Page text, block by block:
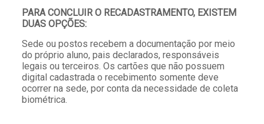
PARA CONCLUIR O RECADASTRAMENTO, EXISTEM
DUAS OPÇÕES:
Sede ou postos recebem a documentação por meio
do próprio aluno, pais declarados, responsáveis
legais ou terceiros. Os cartões que não possuem
digital cadastrada o recebimento somente deve
ocorrer na sede, por conta da necessidade de coleta
biométrica.